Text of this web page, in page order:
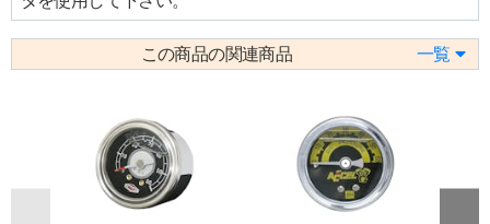
この商品の関連商品 一覧